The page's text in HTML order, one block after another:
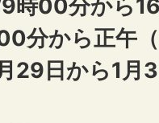
9時00分から
分から正午
29日から1月